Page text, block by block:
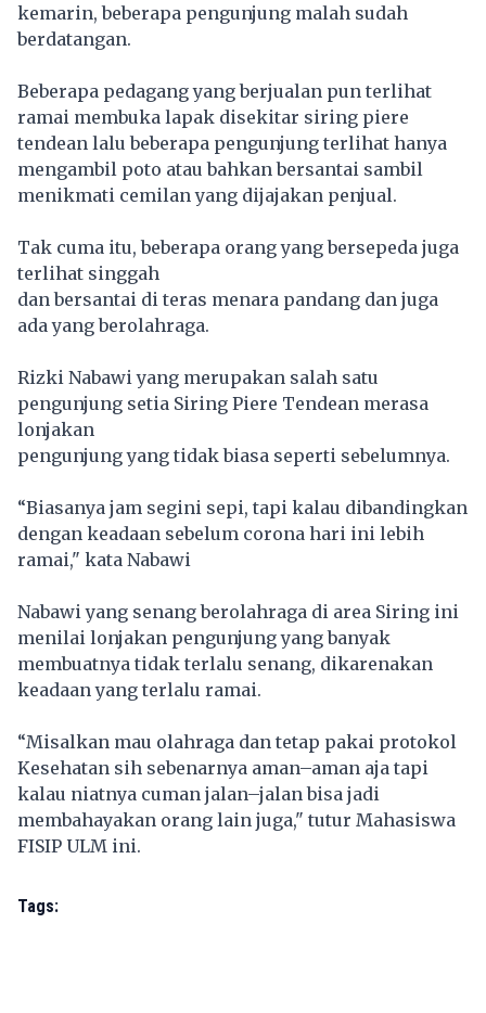
kemarin, beberapa pengunjung malah sudah
berdatangan.
Beberapa pedagang yang berjualan pun terlihat
ramai membuka lapak disekitar siring piere
tendean lalu beberapa pengunjung terlihat hanya
mengambil poto atau bahkan bersantai sambil
menikmati cemilan yang dijajakan penjual.
Tak cuma itu, beberapa orang yang bersepeda juga
terlihat singgah
dan bersantai di teras menara pandang dan juga
ada yang berolahraga.
Rizki Nabawi yang merupakan salah satu
pengunjung setia Siring Piere Tendean merasa
lonjakan
pengunjung yang tidak biasa seperti sebelumnya.
“Biasanya jam segini sepi, tapi kalau dibandingkan
dengan keadaan sebelum corona hari ini lebih
ramai," kata Nabawi
Nabawi yang senang berolahraga di area Siring ini
menilai lonjakan pengunjung yang banyak
membuatnya tidak terlalu senang, dikarenakan
keadaan yang terlalu ramai.
“Misalkan mau olahraga dan tetap pakai protokol
Kesehatan sih sebenarnya aman–aman aja tapi
kalau niatnya cuman jalan–jalan bisa jadi
membahayakan orang lain juga," tutur Mahasiswa
FISIP ULM ini.
Tags: